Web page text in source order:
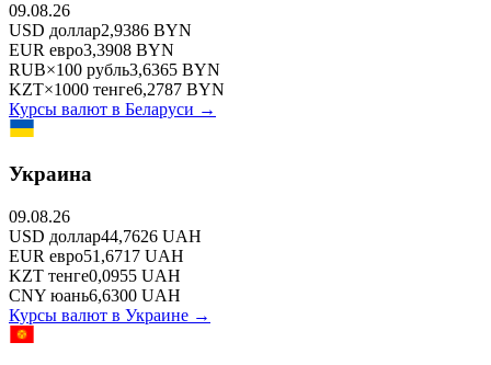
09.08.26
USD доллар2,9386 BYN
EUR евро3,3908 BYN
RUB×100 рубль3,6365 BYN
KZT×1000 тенге6,2787 BYN
Курсы валют в Беларуси →
Украина
09.08.26
USD доллар44,7626 UAH
EUR евро51,6717 UAH
KZT тенге0,0955 UAH
CNY юань6,6300 UAH
Курсы валют в Украине →